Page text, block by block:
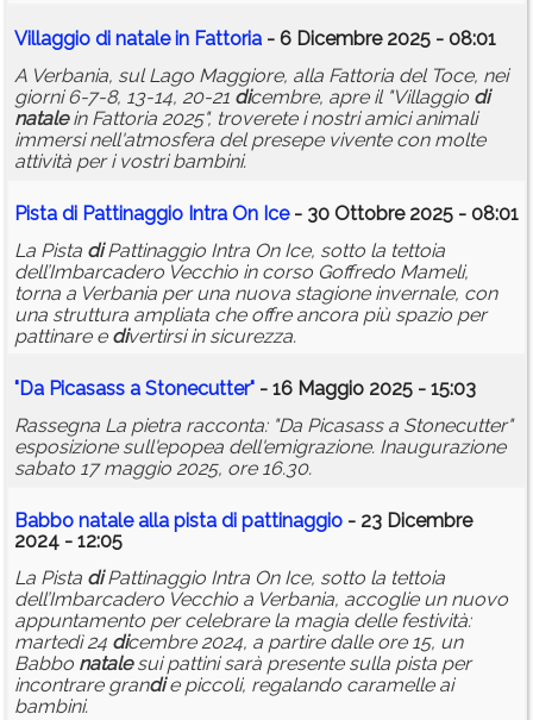
Villaggio di natalein Fattoria - 6 Dicembre 2025 - 08:01
A Verbania, sul Lago Maggiore, alla Fattoria del Toce, nei
giorni 6-7-8, 13-14, 20-21 dicembre, apre il "Villaggio di
natalein Fattoria 2025", troverete i nostri amici animali
immersi nell'atmosfera del presepe vivente con molte
attività per i vostri bambini.
Pista di Pattinaggio Intra On Ice- 30 Ottobre 2025 - 08:01
La Pista diPattinaggio Intra On Ice, sotto la tettoia
dell’Imbarcadero Vecchio in corso Goffredo Mameli,
torna a Verbania per una nuova stagione invernale, con
una struttura ampliata che offre ancora più spazio per
pattinare e divertirsi in sicurezza.
"Da Picasass a Stonecutter" - 16 Maggio 2025 - 15:03
Rassegna La pietra racconta: "Da Picasass a Stonecutter"
esposizione sull'epopea dell'emigrazione. Inaugurazione
sabato 17 maggio 2025, ore 16.30.
Babbo natalealla pista di pattinaggio - 23 Dicembre
2024 - 12:05
La Pista diPattinaggio Intra On Ice, sotto la tettoia
dell’Imbarcadero Vecchio a Verbania, accoglie un nuovo
appuntamento per celebrare la magia delle festività:
martedì 24 dicembre 2024, a partire dalle ore 15, un
Babbo natalesui pattini sarà presente sulla pista per
incontrare grandie piccoli, regalando caramelle ai
bambini.